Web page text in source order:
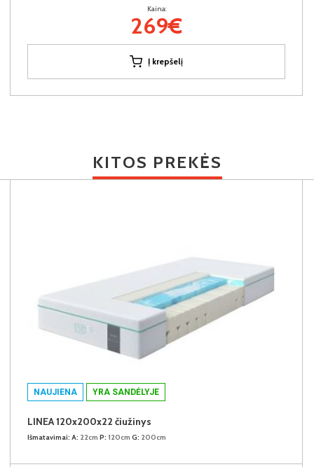
Kaina:
269€
Į krepšelį
KITOS PREKĖS
NAUJIENA YRA SANDĖLYJE
LINEA 120x200x22 čiužinys
Išmatavimai: A: 22cm P: 120cm G: 200cm